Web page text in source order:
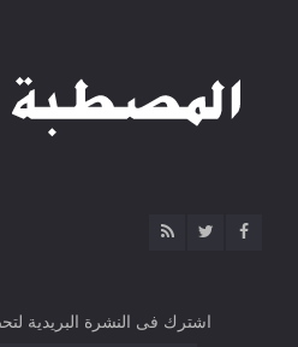
اشترك فى النشرة البريدية